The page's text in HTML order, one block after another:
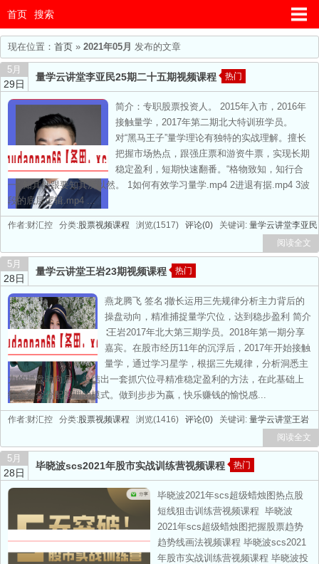
首页 搜索
现在位置： 首页 » 2021年05月 发布的文章
5月
29日
量学云讲堂李亚民25期二十五期视频课程 热门
简介：专职股票投资人。 2015年入市，2016年
接触量学，2017年第二期北大特训班学员。
对“黑马王子”量学理论有独特的实战理解。擅长
把握市场热点，跟强庄票和游资牛票，实现长期
稳定盈利，短期快速翻番。“格物致知，知行合
一” 知其然跟要知其所以然。 1如何有效学习量学.mp4 2进退有据.mp4 3波
段的底层逻辑.mp4 ...
作者:财汇控 分类:股票视频课程 浏览(1517) 评论(0) 关键词: 量学云讲堂李亚民
阅读全文
5月
28日
量学云讲堂王岩23期视频课程 热门
燕龙腾飞 签名∶撤长运用三先规律分析主力背后的
操盘动向，精准捕捉量学穴位，达到稳步盈利 简介
∶王岩2017年北大第三期学员。2018年第一期分享
嘉宾。在股市经历11年的沉浮后，2017年开始接触
量学，通过学习星学，根据三先规律，分析洞悉主
力的操盘动向后，总结出一套抓穴位寻精准稳定盈利的方法，在此基础上
结合资金分配管理的模式。做到步步为嬴，快乐赚钱的愉悦感...
作者:财汇控 分类:股票视频课程 浏览(1416) 评论(0) 关键词: 量学云讲堂王岩
阅读全文
5月
28日
毕晓波scs2021年股市实战训练营视频课程 热门
毕晓波2021年scs超级蜡烛图热点股
短线狙击训练营视频课程 毕晓波
2021年scs超级蜡烛图把握股票趋势
趋势线画法视频课程 毕晓波scs2021
年股市实战训练营视频课程 毕晓波投